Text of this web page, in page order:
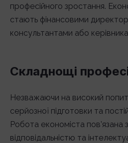
професійного зростання.
стають фінансовими
консультантами або
Складнощі
Незважаючи на високий
серйозної підготовки та
Робота економіста пов’язана
відповідальністю та